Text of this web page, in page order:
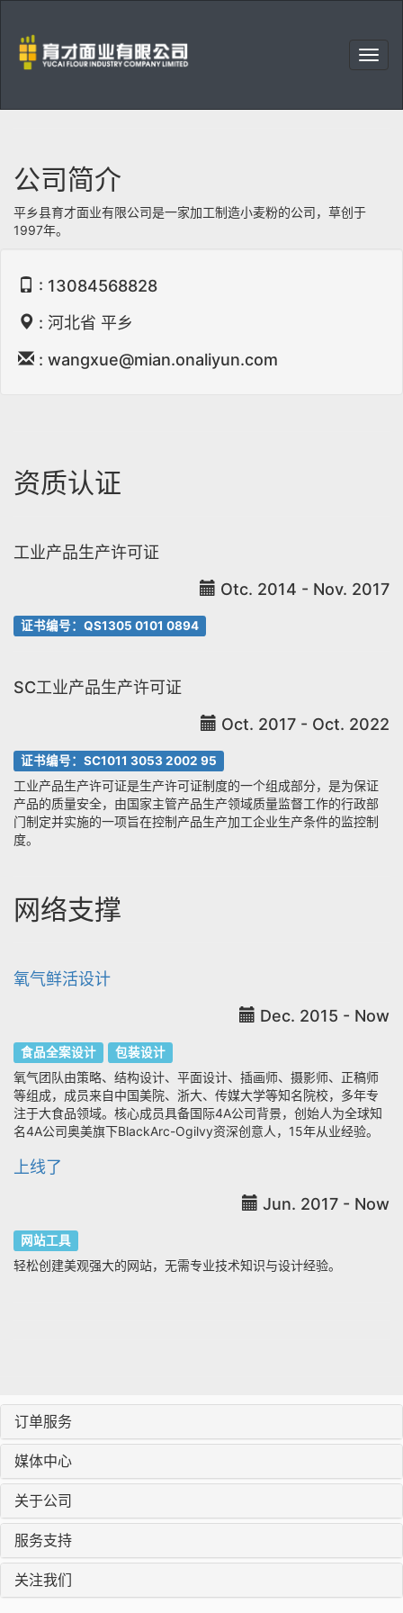
右
上
菜
限
公
司
公司简介
平乡县育才面业有限公司是一家加工制造小麦粉的公司，草创于
1997年。
: 13084568828
: 河北省 平乡
: wangxue@mian.onaliyun.com
资质认证
工业产品生产许可证
Otc. 2014 - Nov. 2017
证书编号：QS1305 0101 0894
SC工业产品生产许可证
Oct. 2017 - Oct. 2022
证书编号：SC1011 3053 2002 95
工业产品生产许可证是生产许可证制度的一个组成部分，是为保证
产品的质量安全，由国家主管产品生产领域质量监督工作的行政部
门制定并实施的一项旨在控制产品生产加工企业生产条件的监控制
度。
网络支撑
氧气鲜活设计
Dec. 2015 - Now
食品全案设计 包装设计
氧气团队由策略、结构设计、平面设计、插画师、摄影师、正稿师
等组成，成员来自中国美院、浙大、传媒大学等知名院校，多年专
注于大食品领域。核心成员具备国际4A公司背景，创始人为全球知
名4A公司奥美旗下BlackArc-Ogilvy资深创意人，15年从业经验。
上线了
Jun. 2017 - Now
网站工具
轻松创建美观强大的网站，无需专业技术知识与设计经验。
订单服务
媒体中心
关于公司
服务支持
关注我们